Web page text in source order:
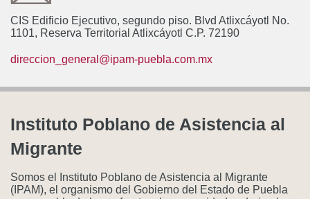
CIS Edificio Ejecutivo, segundo piso. Blvd Atlixcáyotl No.
1101, Reserva Territorial Atlixcáyotl C.P. 72190
direccion_general@ipam-puebla.com.mx
Instituto Poblano de Asistencia al
Migrante
Somos el Instituto Poblano de Asistencia al Migrante
(IPAM), el organismo del Gobierno del Estado de Puebla